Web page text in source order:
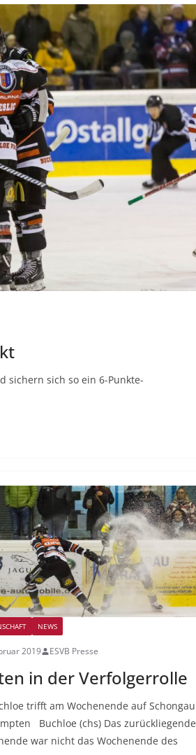
sichern sich so ein 6-Punkte-
NEWS
2019 ESVB Presse
in der Verfolgerrolle
trifft am Wochenende auf Schongau
Buchloe (chs) Das zurückliegende
war nicht das Wochenende des